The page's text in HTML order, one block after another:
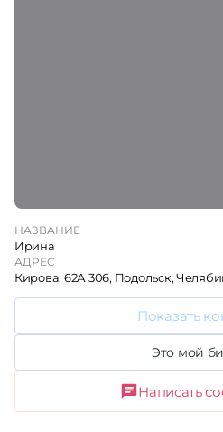
НАЗВАНИЕ
Ирина
АДРЕС
Кирова, 62А 306, Подольск,
Показать
Это мой
Написать